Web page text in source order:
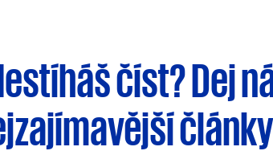
číst?Dej
články